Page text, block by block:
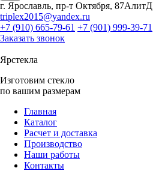
г. Ярославль, пр-т Октября, 87АлитД
triplex2015@yandex.ru
+7 (910) 665-79-61 +7 (901) 999-39-71
Заказать звонок
Ярстекла
Изготовим стекло
по вашим размерам
Главная
Каталог
Расчет и доставка
Производство
Наши работы
Контакты